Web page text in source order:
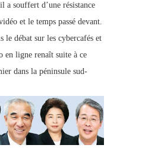
a souffert d’une résistance
et le temps passé devant.
le débat sur les cybercafés et
en ligne renaît suite à ce
dans la péninsule sud-